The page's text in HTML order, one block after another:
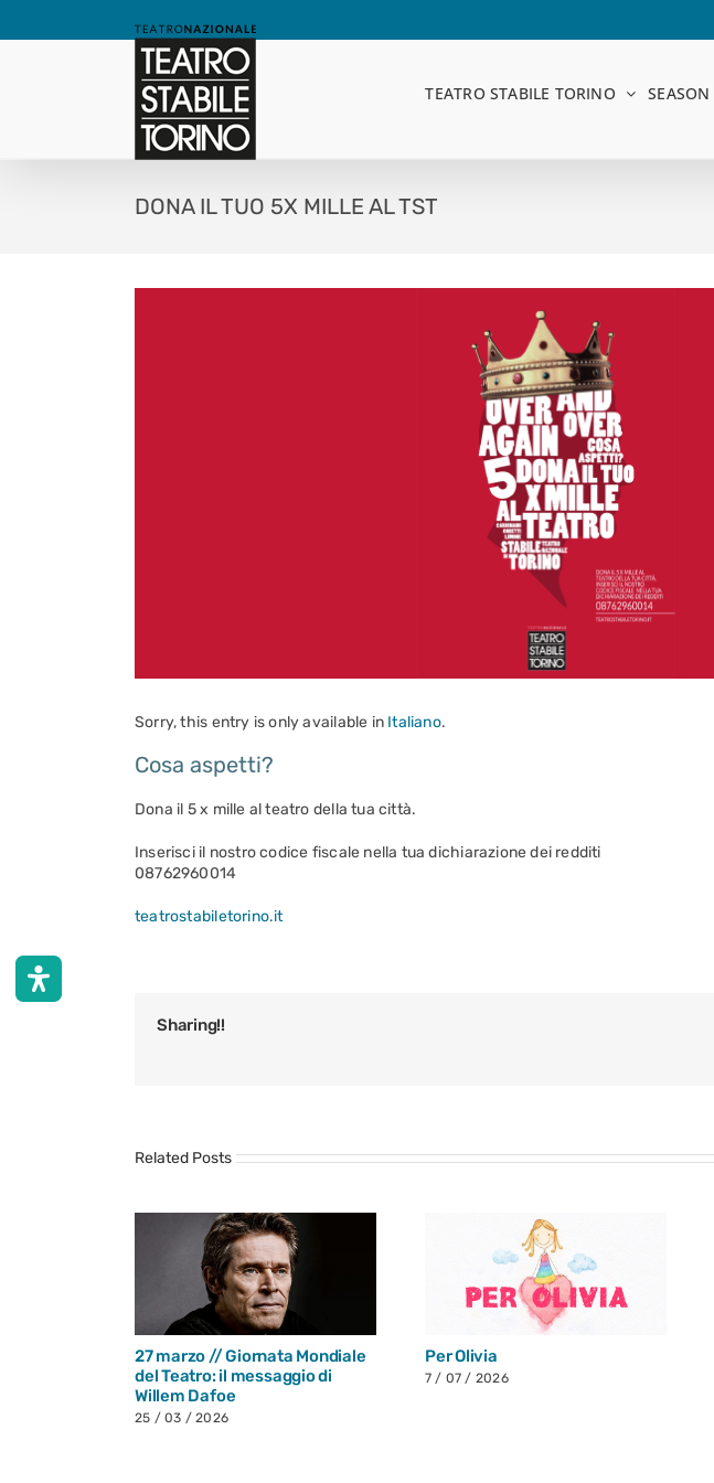
TEATRO STABILE TORINO SEASON
DONA IL TUO 5X MILLE AL TST
Sorry, this entry is only available in Italiano.
Cosa aspetti?
Dona il 5 x mille al teatro della tua città.
Inserisci il nostro codice fiscale nella tua dichiarazione dei redditi
08762960014
teatrostabiletorino.it
Sharing!!
Related Posts
27 marzo // Giornata Mondiale
del Teatro: il messaggio di
Willem Dafoe
25 / 03 / 2026
Per Olivia
7 / 07 / 2026